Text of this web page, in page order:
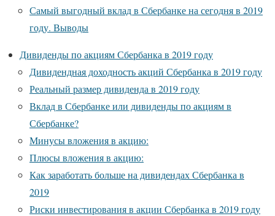
Самый выгодный вклад в Сбербанке на сегодня в 2019
году. Выводы
Дивиденды по акциям Сбербанка в 2019 году
Дивидендная доходность акций Сбербанка в 2019 году
Реальный размер дивиденда в 2019 году
Вклад в Сбербанке или дивиденды по акциям в
Сбербанке?
Минусы вложения в акцию:
Плюсы вложения в акцию:
Как заработать больше на дивидендах Сбербанка в
2019
Риски инвестирования в акции Сбербанка в 2019 году